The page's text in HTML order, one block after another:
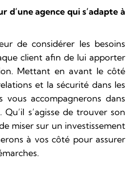
d’une agence qui s’adapte à
de considérer les besoins
client afin de lui apporter
Mettant en avant le côté
et la sécurité dans les
vous accompagnerons dans
s’agisse de trouver son
miser sur un investissement
à vos côté pour assurer